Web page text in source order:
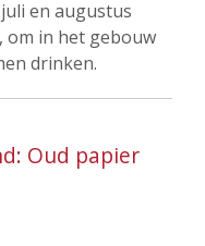
en augustus
om in het gebouw
drinken.
Oud papier